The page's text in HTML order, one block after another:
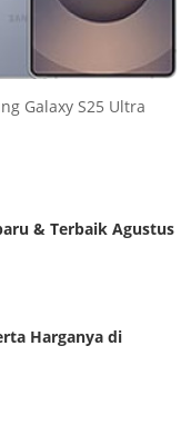
Galaxy S25 Ultra
& Terbaik Agustus
Harganya di